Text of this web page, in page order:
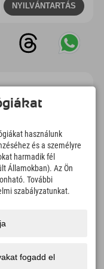
4.634km
Sí- és snowboardpályák
Vendégeink ajánlanak
használunk
és a személyre
harmadik fél
Államokban). Az Ön
További
szabályzatunkat.
fogadd el